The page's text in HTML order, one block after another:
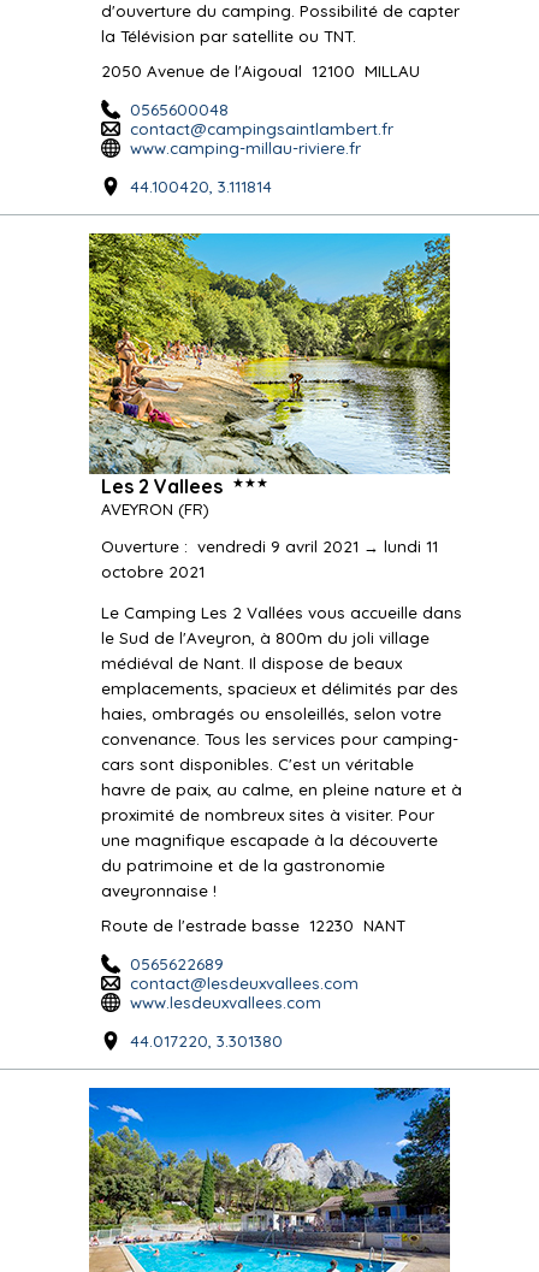
d'ouverture du camping. Possibilité de capter
la Télévision par satellite ou TNT.
2050 Avenue de l'Aigoual 12100 MILLAU
0565600048
contact@campingsaintlambert.fr
www.camping-millau-riviere.fr
44.100420, 3.111814
Les 2 Vallees ★★★
AVEYRON (FR)
Ouverture : vendredi 9 avril 2021 → lundi 11
octobre 2021
Le Camping Les 2 Vallées vous accueille dans
le Sud de l'Aveyron, à 800m du joli village
médiéval de Nant. Il dispose de beaux
emplacements, spacieux et délimités par des
haies, ombragés ou ensoleillés, selon votre
convenance. Tous les services pour camping-
cars sont disponibles. C'est un véritable
havre de paix, au calme, en pleine nature et à
proximité de nombreux sites à visiter. Pour
une magnifique escapade à la découverte
du patrimoine et de la gastronomie
aveyronnaise !
Route de l'estrade basse 12230 NANT
0565622689
contact@lesdeuxvallees.com
www.lesdeuxvallees.com
44.017220, 3.301380